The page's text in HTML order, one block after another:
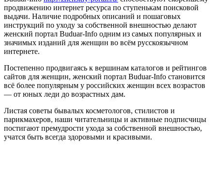
продвижению интернет ресурса по ступенькам поисковой
выдачи. Наличие подробных описаний и пошаговых
инструкций по уходу за собственной внешностью делают
женский портал Buduar-Info одним из самых популярных и
значимых изданий для женщин во всём русскоязычном
интернете.
Постепенно продвигаясь к вершинам каталогов и рейтингов
сайтов для женщин, женский портал Buduar-Info становится
всё более популярным у российских женщин всех возрастов
— от юных леди до возрастных дам.
Листая советы бывалых косметологов, стилистов и
парикмахеров, наши читательницы и активные подписчицы
постигают премудрости ухода за собственной внешностью,
учатся быть всегда здоровыми и красивыми.